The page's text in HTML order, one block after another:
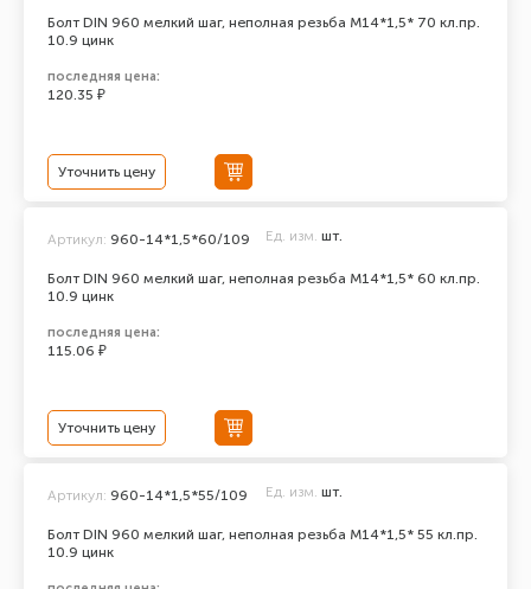
Болт DIN 960 мелкий шаг, неполная резьба M14*1,5* 70 кл.пр.
10.9 цинк
последняя цена:
120.35 ₽
Уточнить цену
Болт DIN 960 мелкий шаг, неполная резьба M14*1,5* 60 кл.пр.
10.9 цинк
Артикул: 960-14*1,5*60/109 Ед. изм. шт.
последняя цена:
115.06 ₽
Уточнить цену
Болт DIN 960 мелкий шаг, неполная резьба M14*1,5* 55 кл.пр.
10.9 цинк
Артикул: 960-14*1,5*55/109 Ед. изм. шт.